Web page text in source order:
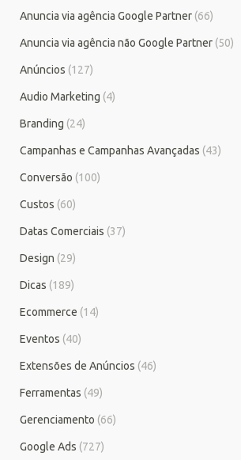
Anuncia via agência Google Partner (66)
Anuncia via agência não Google Partner (50)
Anúncios (127)
Audio Marketing (4)
Branding (24)
Campanhas e Campanhas Avançadas (43)
Conversão (100)
Custos (60)
Datas Comerciais (37)
Design (29)
Dicas (189)
Ecommerce (14)
Eventos (40)
Extensões de Anúncios (46)
Ferramentas (49)
Gerenciamento (66)
Google Ads (727)